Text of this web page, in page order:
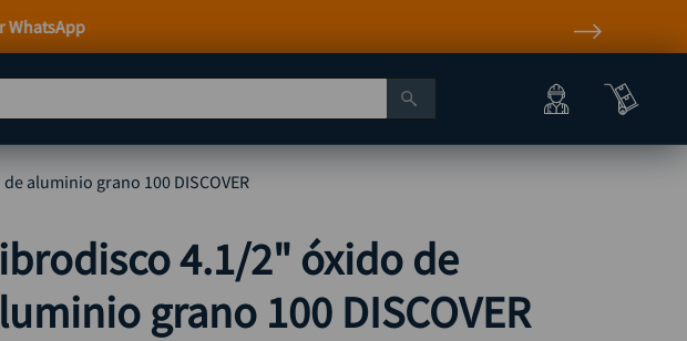
aluminio grano 100 DISCOVER
4.1/2" óxido de
grano 100 DISCOVER